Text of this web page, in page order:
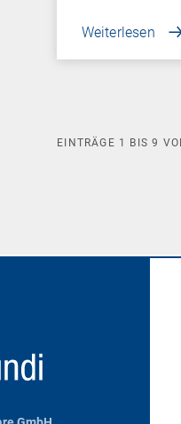
Weiterlesen
EINTRÄGE 1 BIS9